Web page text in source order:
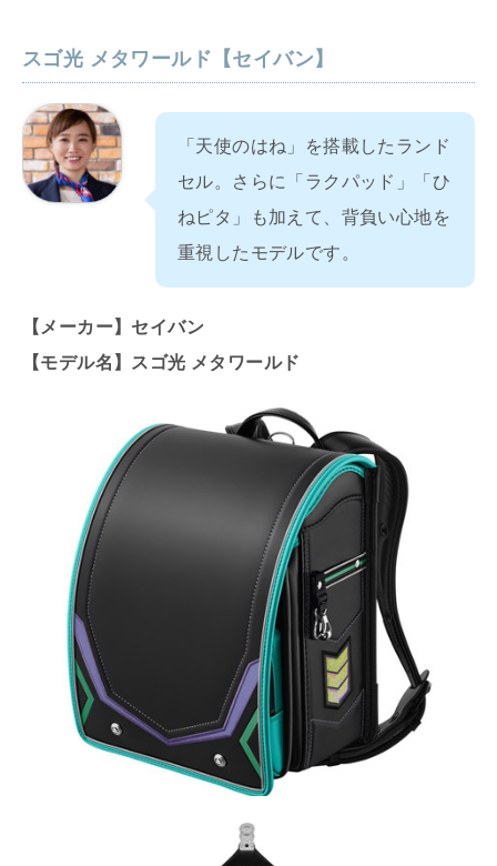
スゴ光 メタワールド【セイバン】
「天使のはね」を搭載したランド
セル。さらに「ラクパッド」「ひ
ねピタ」も加えて、背負い心地を
重視したモデルです。
【メーカー】セイバン
【モデル名】スゴ光 メタワールド